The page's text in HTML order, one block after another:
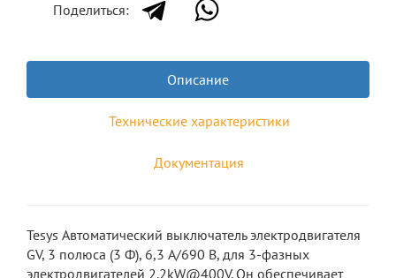
Поделиться:
Описание
Технические характеристики
Документация
Tesys Автоматический выключатель электродвигателя
GV, 3 полюса (3 Ф), 6,3 A/690 В, для 3-фазных
электродвигателей 2.2kW@400V. Он обеспечивает